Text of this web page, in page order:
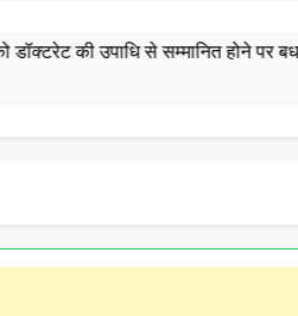
से सम्मानित होने पर बधाई और